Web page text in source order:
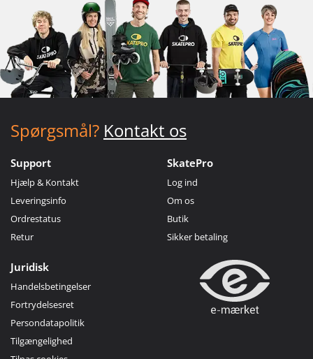
Spørgsmål? Kontakt os
Support
Hjælp & Kontakt
Leveringsinfo
Ordrestatus
Retur
SkatePro
Log ind
Om os
Butik
Sikker betaling
Juridisk
Handelsbetingelser
Fortrydelsesret
Persondatapolitik
Tilgængelighed